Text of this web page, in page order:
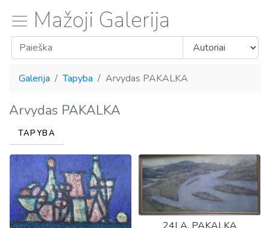
Mažoji Galerija
Galerija Tapyba Arvydas PAKALKA
Arvydas PAKALKA
TAPYBA
24| A. PAKALKA